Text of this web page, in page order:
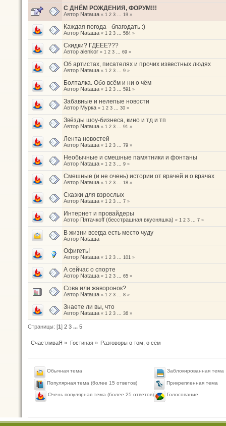
С ДНЁМ РОЖДЕНИЯ, ФОРУМ!!!
Автор Nataшa « 1 2 3 ... 19 »
Каждая погода - благодать :)
Автор Nataшa « 1 2 3 ... 564 »
Скидки? ГДЕЕЕ???
Автор alenkor « 1 2 3 ... 69 »
Об артистах, писателях и прочих известных людях
Автор Nataшa « 1 2 3 ... 9 »
Болталка. Обо всём и ни о чём
Автор Nataшa « 1 2 3 ... 591 »
Забавные и нелепые новости
Автор Мурка « 1 2 3 ... 30 »
Звёзды шоу-бизнеса, кино и тд и тп
Автор Nataшa « 1 2 3 ... 91 »
Лента новостей
Автор Nataшa « 1 2 3 ... 79 »
Необычные и смешные памятники и фонтаны
Автор Nataшa « 1 2 3 ... 9 »
Смешные (и не очень) истории от врачей и о врачах
Автор Nataшa « 1 2 3 ... 18 »
Сказки для взрослых
Автор Nataшa « 1 2 3 ... 7 »
Интернет и провайдеры
Автор Пятачкоff (бесстрашная вкусняшка) « 1 2 3 ... 7 »
В жизни всегда есть место чуду
Автор Nataшa
Офигеть!
Автор Nataшa « 1 2 3 ... 101 »
А сейчас о спорте
Автор Nataшa « 1 2 3 ... 65 »
Сова или жаворонок?
Автор Nataшa « 1 2 3 ... 8 »
Знаете ли вы, что
Автор Nataшa « 1 2 3 ... 36 »
Страницы: [1] 2 3 ... 5
СчастливаЯ » Гостиная» Разговоры о том, о сём
Обычная тема
Популярная тема (более 15 ответов)
Очень популярная тема (более 25 ответов)
Заблокированная тема
Прикрепленная тема
Голосование